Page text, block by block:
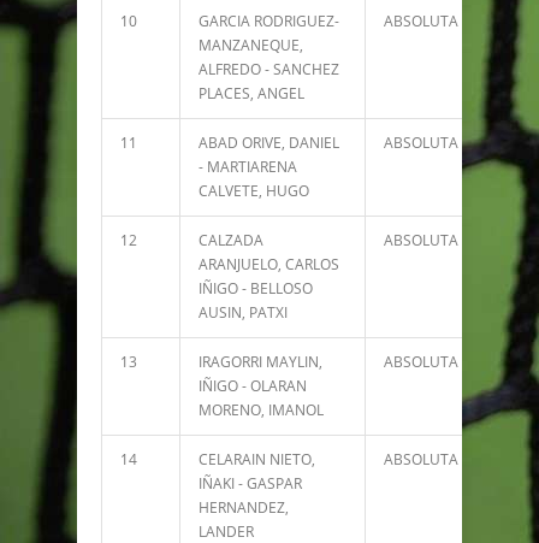
10
GARCIA RODRIGUEZ-
MANZANEQUE,
ALFREDO - SANCHEZ
PLACES, ANGEL
ABSOLUTA
11
ABAD ORIVE, DANIEL
- MARTIARENA
CALVETE, HUGO
ABSOLUTA
12
CALZADA
ARANJUELO, CARLOS
IÑIGO - BELLOSO
AUSIN, PATXI
ABSOLUTA
13
IRAGORRI MAYLIN,
IÑIGO - OLARAN
MORENO, IMANOL
ABSOLUTA
14
CELARAIN NIETO,
IÑAKI - GASPAR
HERNANDEZ,
LANDER
ABSOLUTA